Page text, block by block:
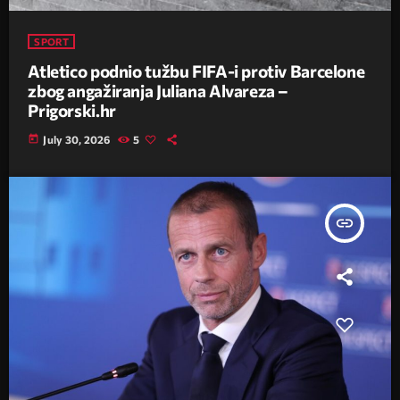
SPORT
Atletico podnio tužbu FIFA-i protiv Barcelone
zbog angažiranja Juliana Alvareza –
Prigorski.hr
today July 30, 2026 5
insert_link